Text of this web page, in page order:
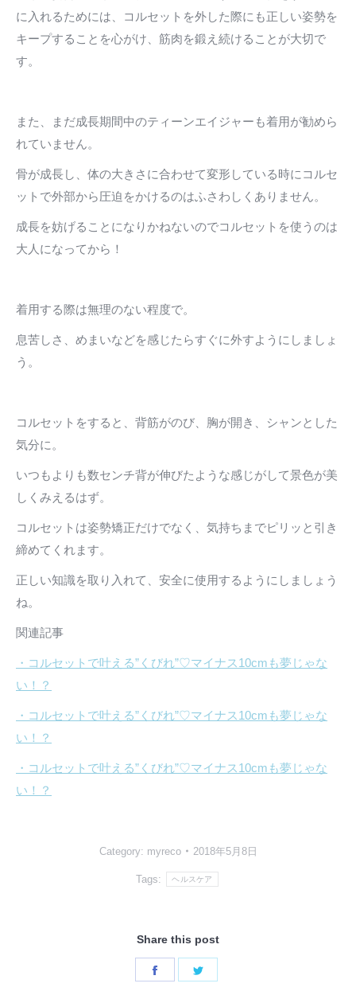
に入れるためには、コルセットを外した際にも正しい姿勢を
キープすることを心がけ、筋肉を鍛え続けることが大切で
す。
また、まだ成長期間中のティーンエイジャーも着用が勧めら
れていません。
骨が成長し、体の大きさに合わせて変形している時にコルセ
ットで外部から圧迫をかけるのはふさわしくありません。
成長を妨げることになりかねないのでコルセットを使うのは
大人になってから！
着用する際は無理のない程度で。
息苦しさ、めまいなどを感じたらすぐに外すようにしましょ
う。
コルセットをすると、背筋がのび、胸が開き、シャンとした
気分に。
いつもよりも数センチ背が伸びたような感じがして景色が美
しくみえるはず。
コルセットは姿勢矯正だけでなく、気持ちまでピリッと引き
締めてくれます。
正しい知識を取り入れて、安全に使用するようにしましょう
ね。
関連記事
・コルセットで叶える”くびれ”♡マイナス10cmも夢じゃな
い！？
・コルセットで叶える”くびれ”♡マイナス10cmも夢じゃな
い！？
・コルセットで叶える”くびれ”♡マイナス10cmも夢じゃな
い！？
Category: myreco 2018年5月8日
Tags: ヘルスケア
Share this post
Share